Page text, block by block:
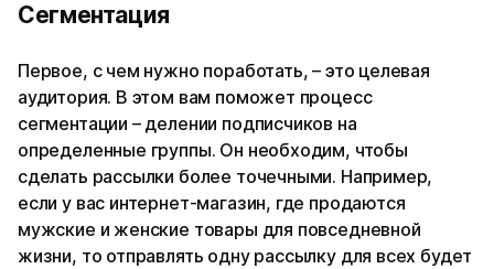
Сегментация
Первое, с чем нужно поработать, – это целевая
аудитория. В этом вам поможет процесс
сегментации – делении подписчиков на
определенные группы. Он необходим, чтобы
сделать рассылки более точечными. Например,
если у вас интернет-магазин, где продаются
мужские и женские товары для повседневной
жизни, то отправлять одну рассылку для всех будет